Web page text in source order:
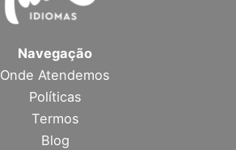
Navegação
Onde Atendemos
Políticas
Termos
Blog